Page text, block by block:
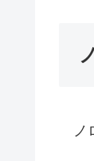
ノ